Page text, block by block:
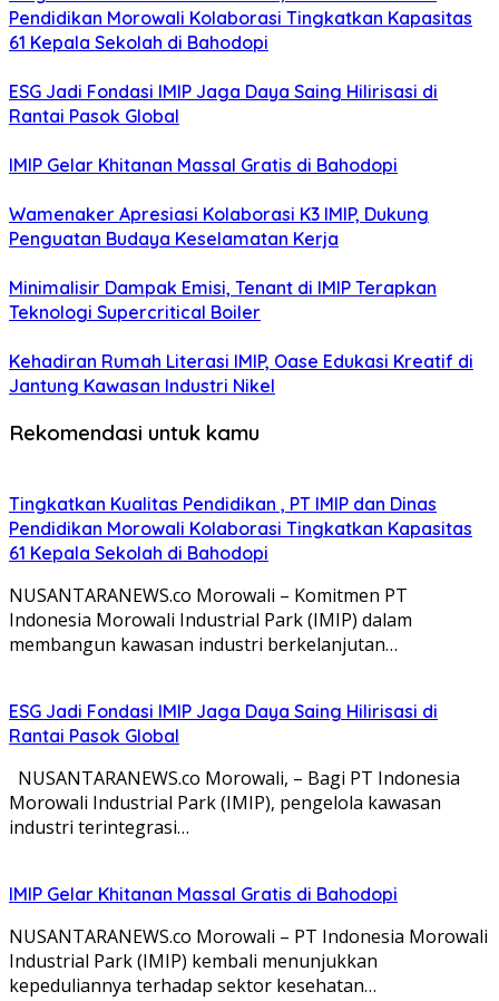
Pendidikan Morowali Kolaborasi Tingkatkan Kapasitas
61 Kepala Sekolah di Bahodopi
ESG Jadi Fondasi IMIP Jaga Daya Saing Hilirisasi di
Rantai Pasok Global
IMIP Gelar Khitanan Massal Gratis di Bahodopi
Wamenaker Apresiasi Kolaborasi K3 IMIP, Dukung
Penguatan Budaya Keselamatan Kerja
Minimalisir Dampak Emisi, Tenant di IMIP Terapkan
Teknologi Supercritical Boiler
Kehadiran Rumah Literasi IMIP, Oase Edukasi Kreatif di
Jantung Kawasan Industri Nikel
Rekomendasi untuk kamu
Tingkatkan Kualitas Pendidikan , PT IMIP dan Dinas
Pendidikan Morowali Kolaborasi Tingkatkan Kapasitas
61 Kepala Sekolah di Bahodopi
NUSANTARANEWS.co Morowali – Komitmen PT
Indonesia Morowali Industrial Park (IMIP) dalam
membangun kawasan industri berkelanjutan…
ESG Jadi Fondasi IMIP Jaga Daya Saing Hilirisasi di
Rantai Pasok Global
NUSANTARANEWS.co Morowali, – Bagi PT Indonesia
Morowali Industrial Park (IMIP), pengelola kawasan
industri terintegrasi…
IMIP Gelar Khitanan Massal Gratis di Bahodopi
NUSANTARANEWS.co Morowali – PT Indonesia Morowali
Industrial Park (IMIP) kembali menunjukkan
kepeduliannya terhadap sektor kesehatan…